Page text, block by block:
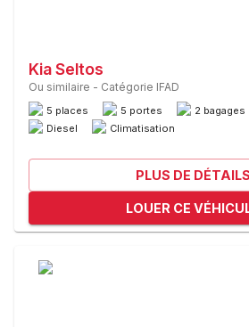
Kia Seltos
Ou similaire - Catégorie IFAD
5 places 5 portes 2 bagages
Diesel
Climatisation
PLUS DE DÉTAILS
LOUER CE